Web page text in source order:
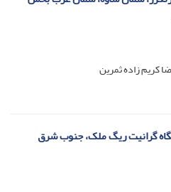
کریم زاده ثمرین
گرانیت ریگ ملک، جنوب شرق